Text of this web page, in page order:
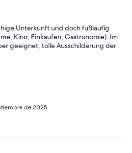
Unterkunft und doch fußläufig
Kino, Einkaufen, Gastronomie). Im
geeignet, tolle Ausschilderung der
de 2025